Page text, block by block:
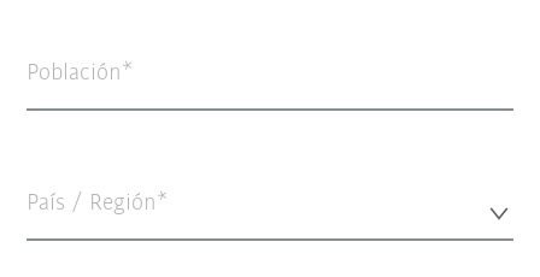
Población
País / Región*